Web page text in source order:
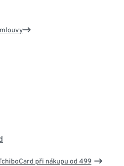
při nákupu od 499